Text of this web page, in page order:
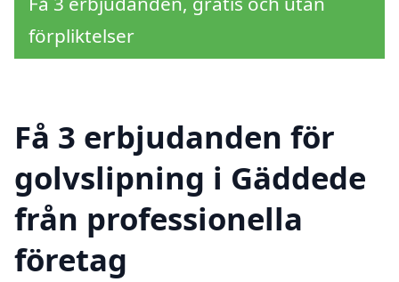
förpliktelser
Få 3 erbjudanden för
golvslipning i Gäddede
från professionella
företag